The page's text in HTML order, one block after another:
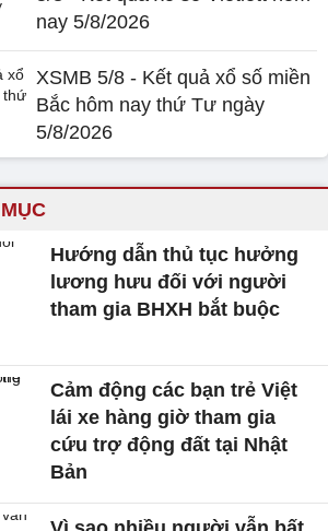
nay 5/8/2026
XSMB 5/8 - Kết quả xổ số miền
Bắc hôm nay thứ Tư ngày
5/8/2026
Hướng dẫn thủ tục hưởng
lương hưu đối với người
tham gia BHXH bắt buộc
Cảm động các bạn trẻ Việt
lái xe hàng giờ tham gia
cứu trợ động đất tại Nhật
Bản